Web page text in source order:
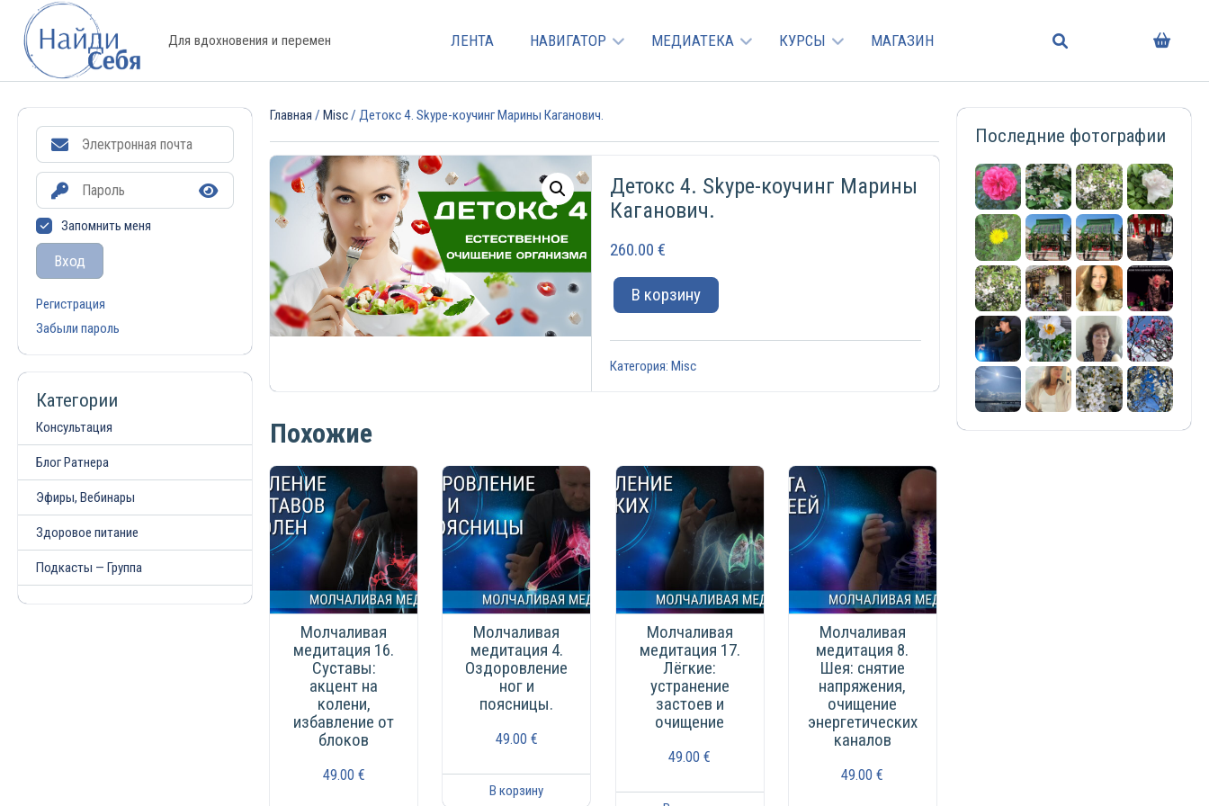
Для вдохновения и перемен ЛЕНТА НАВИГАТОР МЕДИАТЕКА КУРСЫ МАГАЗИН
Запомнить меня
Вход
Регистрация
Забыли пароль
Категории
Консультация
Блог Ратнера
Эфиры, Вебинары
Здоровое питание
Подкасты — Группа
Последние фотографии
Главная /Misc/ Детокс 4. Skype-коучинг Марины Каганович.
Детокс 4. Skype-коучинг Марины
Каганович.
260.00€
В корзину
Категория:Misc
Похожие
Молчаливая
медитация 16.
Суставы:
акцент на
колени,
избавление от
блоков
49.00 €
Молчаливая
медитация 4.
Оздоровление
ног и
поясницы.
49.00 €
В корзину
Молчаливая
медитация 17.
Лёгкие:
устранение
застоев и
очищение
49.00€
Молчаливая
медитация 8.
Шея: снятие
напряжения,
очищение
энергетических
каналов
49.00€